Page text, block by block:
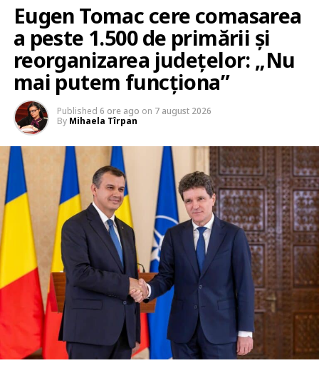
Eugen Tomac cere comasarea
a peste 1.500 de primării și
reorganizarea județelor: „Nu
mai putem funcționa”
Published 6 ore ago on 7 august 2026
By Mihaela Tîrpan